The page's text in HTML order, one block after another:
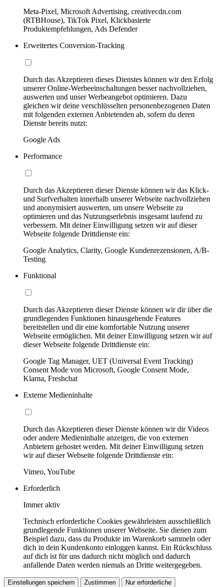
Meta-Pixel, Microsoft Advertising, creativecdn.com
(RTBHouse), TikTok Pixel, Klickbasierte
Produktempfehlungen, Ads Defender
Erweitertes Conversion-Tracking
Durch das Akzeptieren dieses Dienstes können wir den Erfolg
unserer Online-Werbeeinschaltungen besser nachvollziehen,
auswerten und unser Werbeangebot optimieren. Dazu
gleichen wir deine verschlüsselten personenbezogenen Daten
mit folgenden externen Anbietenden ab, sofern du deren
Dienste bereits nutzt:
Google Ads
Performance
Durch das Akzeptieren dieser Dienste können wir das Klick-
und Surfverhalten innerhalb unserer Webseite nachvollziehen
und anonymisiert auswerten, um unsere Webseite zu
optimieren und das Nutzungserlebnis insgesamt laufend zu
verbessern. Mit deiner Einwilligung setzen wir auf dieser
Webseite folgende Drittdienste ein:
Google Analytics, Clarity, Google Kundenrezensionen, A/B-
Testing
Funktional
Durch das Akzeptieren dieser Dienste können wir dir über die
grundlegenden Funktionen hinausgehende Features
bereitstellen und dir eine komfortable Nutzung unserer
Webseite ermöglichen. Mit deiner Einwilligung setzen wir auf
dieser Webseite folgende Drittdienste ein:
Google Tag Manager, UET (Universal Event Tracking)
Consent Mode von Microsoft, Google Consent Mode,
Klarna, Freshchat
Externe Medieninhalte
Durch das Akzeptieren dieser Dienste können wir dir Videos
oder andere Medieninhalte anzeigen, die von externen
Anbietern gehostet werden. Mit deiner Einwilligung setzen
wir auf dieser Webseite folgende Drittdienste ein:
Vimeo, YouTube
Erforderlich
Immer aktiv
Technisch erforderliche Cookies gewährleisten ausschließlich
grundlegende Funktionen unserer Webseite. Sie dienen zum
Beispiel dazu, dass du Produkte im Warenkorb sammeln oder
dich in dein Kundenkonto einloggen kannst. Ein Rückschluss
auf dich ist für uns dadurch nicht möglich und dadurch
anfallende Daten werden niemals an Dritte weitergegeben.
Einstellungen speichern Zustimmen Nur erforderliche